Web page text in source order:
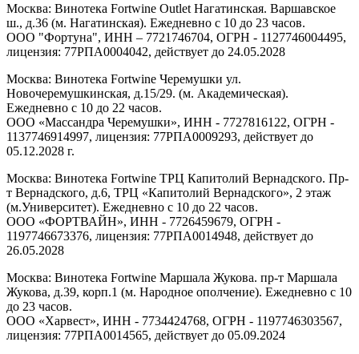
Москва: Винотека Fortwine Outlet Нагатинская. Варшавское
ш., д.36 (м. Нагатинская). Ежедневно с 10 до 23 часов.
ООО "Фортуна", ИНН – 7721746704, ОГРН - 1127746004495,
лицензия: 77РПА0004042, действует до 24.05.2028
Москва: Винотека Fortwine Черемушки ул.
Новочеремушкинская, д.15/29. (м. Академическая).
Ежедневно с 10 до 22 часов.
ООО «Массандра Черемушки», ИНН - 7727816122, ОГРН -
1137746914997, лицензия: 77РПА0009293, действует до
05.12.2028 г.
Москва: Винотека Fortwine ТРЦ Капитолий Вернадского. Пр-
т Вернадского, д.6, ТРЦ «Капитолий Вернадского», 2 этаж
(м.Университет). Ежедневно с 10 до 22 часов.
ООО «ФОРТВАЙН», ИНН - 7726459679, ОГРН -
1197746673376, лицензия: 77РПА0014948, действует до
26.05.2028
Москва: Винотека Fortwine Маршала Жукова. пр-т Маршала
Жукова, д.39, корп.1 (м. Народное ополчение). Ежедневно с 10
до 23 часов.
ООО «Харвест», ИНН - 7734424768, ОГРН - 1197746303567,
лицензия: 77РПА0014565, действует до 05.09.2024